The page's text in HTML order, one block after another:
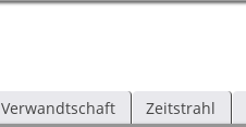
Verwandtschaft Zeitstrahl